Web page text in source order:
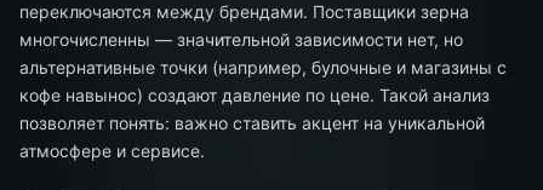
переключаются между брендами. Поставщики зерна
многочисленны — значительной зависимости нет, но
альтернативные точки (например, булочные и магазины с
кофе навынос) создают давление по цене. Такой анализ
позволяет понять: важно ставить акцент на уникальной
атмосфере и сервисе.